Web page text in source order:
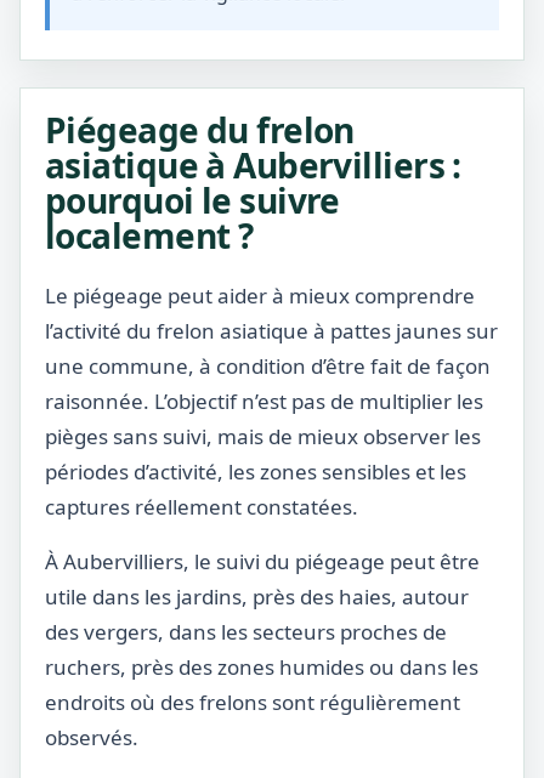
Piégeage du frelon
asiatique à Aubervilliers :
pourquoi le suivre
localement ?
Le piégeage peut aider à mieux comprendre
l’activité du frelon asiatique à pattes jaunes sur
une commune, à condition d’être fait de façon
raisonnée. L’objectif n’est pas de multiplier les
pièges sans suivi, mais de mieux observer les
périodes d’activité, les zones sensibles et les
captures réellement constatées.
À Aubervilliers, le suivi du piégeage peut être
utile dans les jardins, près des haies, autour
des vergers, dans les secteurs proches de
ruchers, près des zones humides ou dans les
endroits où des frelons sont régulièrement
observés.